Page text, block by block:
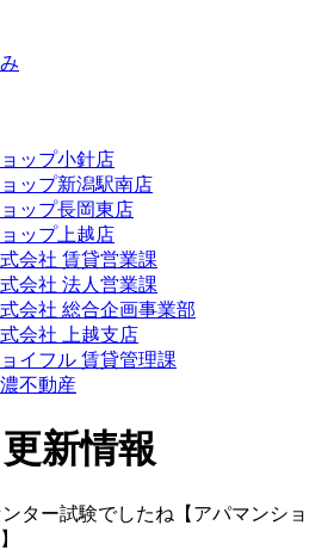
ップ小針店
ップ新潟駅南店
ップ長岡東店
ップ上越店
会社 賃貸営業課
会社 法人営業課
会社 総合企画事業部
会社 上越支店
イフル 賃貸管理課
不動産
新情報
ター試験でしたね【アパマンショ